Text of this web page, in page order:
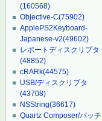
(160568)
Objective-C(75902)
ApplePS2Keyboard-
Japanese-v2(49602)
レポートディスクリプタ
(48852)
cRARk(44575)
USB/ディスクリプタ
(43708)
NSString(36617)
Quartz Composer/パッチ